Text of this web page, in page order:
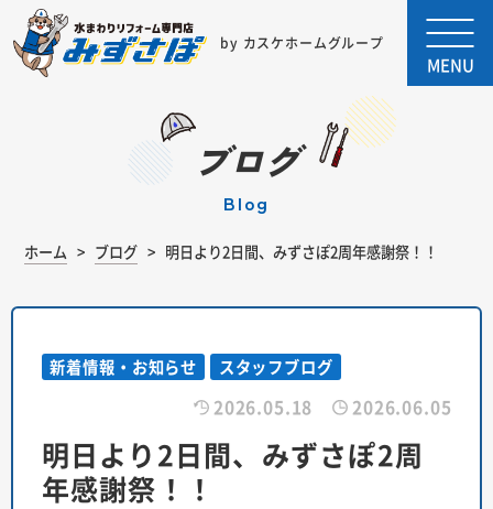
by カスケホームグループ
MENU
ブログ
blog
ホーム ブログ 明日より2日間、みずさぽ2周年感謝祭！！
新着情報・お知らせ スタッフブログ
2026.05.18 2026.06.05
明日より2日間、みずさぽ2周
年感謝祭！！